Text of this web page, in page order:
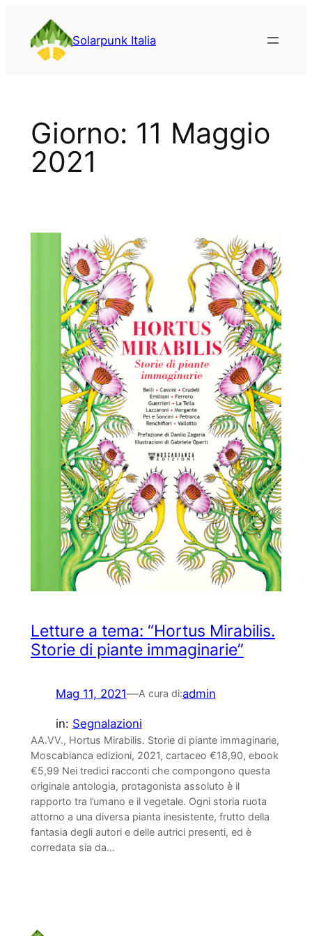
contenuto
Solarpunk Italia
Giorno: 11 Maggio
2021
Letture a tema: “Hortus Mirabilis.
Storie di piante immaginarie”
Mag 11, 2021—A cura di:admin
in: Segnalazioni
AA.VV., Hortus Mirabilis. Storie di piante immaginarie,
Moscabianca edizioni, 2021, cartaceo €18,90, ebook
€5,99 Nei tredici racconti che compongono questa
originale antologia, protagonista assoluto è il
rapporto tra l’umano e il vegetale. Ogni storia ruota
attorno a una diversa pianta inesistente, frutto della
fantasia degli autori e delle autrici presenti, ed è
corredata sia da…